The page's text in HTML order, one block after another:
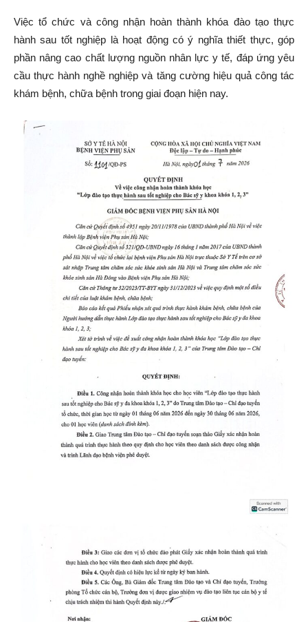
Việc tổ chức và công nhận hoàn thành khóa đào tạo thực
hành sau tốt nghiệp là hoạt động có ý nghĩa thiết thực, góp
phần nâng cao chất lượng nguồn nhân lực y tế, đáp ứng yêu
cầu thực hành nghề nghiệp và tăng cường hiệu quả công tác
khám bệnh, chữa bệnh trong giai đoạn hiện nay.